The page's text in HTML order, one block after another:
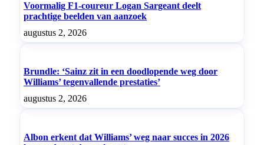
Voormalig F1-coureur Logan Sargeant deelt
prachtige beelden van aanzoek
augustus 2, 2026
Brundle: ‘Sainz zit in een doodlopende weg door
Williams’ tegenvallende prestaties’
augustus 2, 2026
Albon erkent dat Williams’ weg naar succes in 2026